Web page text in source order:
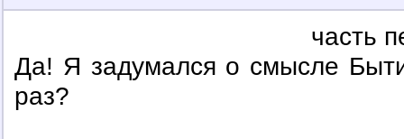
часть
Да! Я задумался о смысле
раз?